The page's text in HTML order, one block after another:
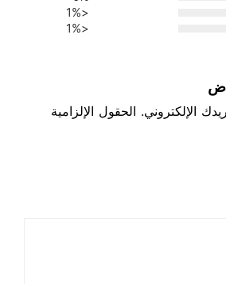
<1%
<1%
الإلكتروني. الحقول الإلزامية